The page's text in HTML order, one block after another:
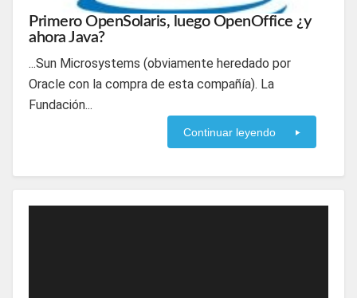
Primero OpenSolaris, luego OpenOffice ¿y
ahora Java?
...Sun Microsystems (obviamente heredado por
Oracle con la compra de esta compañía). La
Fundación...
Continuar leyendo